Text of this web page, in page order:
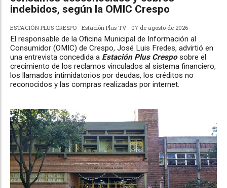
indebidos, según la OMIC Crespo
ESTACIÓN PLUS CRESPO Estación Plus TV 07 de agosto de 2026
El responsable de la Oficina Municipal de Información al
Consumidor (OMIC) de Crespo, José Luis Fredes, advirtió en
una entrevista concedida a Estación Plus Cresposobre el
crecimiento de los reclamos vinculados al sistema financiero,
los llamados intimidatorios por deudas, los créditos no
reconocidos y las compras realizadas por internet.